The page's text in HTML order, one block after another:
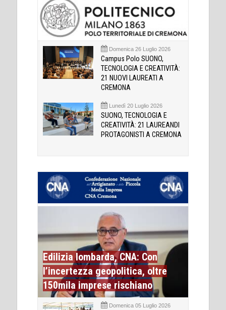
Domenica 26 Luglio 2026
Campus Polo SUONO,
TECNOLOGIA E CREATIVITÀ:
21 NUOVI LAUREATI A
CREMONA
Lunedì 20 Luglio 2026
SUONO, TECNOLOGIA E
CREATIVITÀ: 21 LAUREANDI
PROTAGONISTI A CREMONA
Edilizia lombarda, CNA: Con
l’incertezza geopolitica, oltre
150mila imprese rischiano
Domenica 05 Luglio 2026